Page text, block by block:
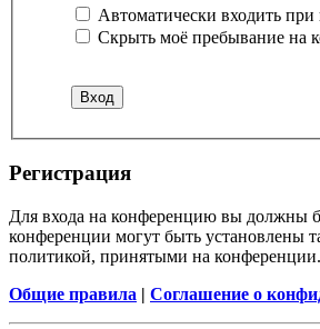
Автоматически входить
Скрыть моё пребывание на
Регистрация
Для входа на конференцию вы должны
конференции могут быть установлены
политикой, принятыми на
Общие правила | Соглашение о